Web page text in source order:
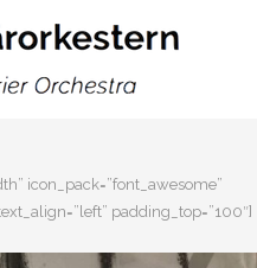
icon_pack=”font_awesome”
padding_top=”100″]